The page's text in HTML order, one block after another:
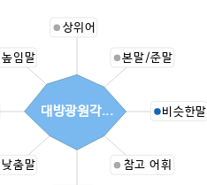
상위어
본말/준말
비슷한말
참고 어휘
낮춤말
높임말
대방광원각...